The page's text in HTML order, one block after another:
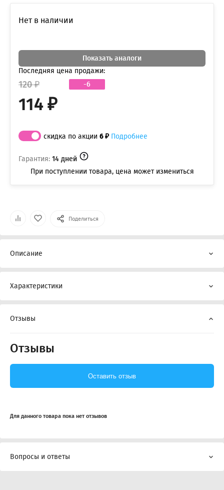
Поделиться
Нет в наличии
Показать аналоги
Гарантия: 14 дней
Последняя цена продажи:
-6
120 ₽
114 ₽
скидка по акции 6 ₽ Подробнее
При поступлении товара, цена может измениться
Описание
Характеристики
Отзывы
Отзывы
Для данного товара пока нет отзывов
Оставить отзыв
Вопросы и ответы